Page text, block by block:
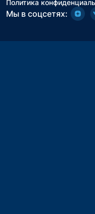
Политика
Мы в соцсетях: